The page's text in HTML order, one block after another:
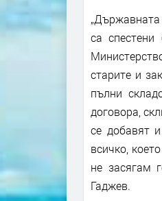
са
старите и
пълни
договора,
се добавят
всичко,
не засягам
Гаджев.